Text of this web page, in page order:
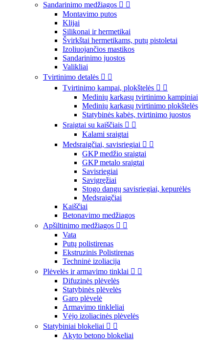
Sandarinimo medžiagos  
Montavimo putos
Klijai
Silikonai ir hermetikai
Švirkštai hermetikams, putų pistoletai
Izoliuojančios mastikos
Sandarinimo juostos
Valikliai
Tvirtinimo detalės  
Tvirtinimo kampai, plokštelės  
Medinių karkasų tvirtinimo kampiniai
Medinių karkasų tvirtinimo plokštelės
Statybinės kabės, tvirtinimo juostos
Sraigtai su kaiščiais  
Kalami sraigtai
Medsraigčiai, savisriegiai  
GKP medžio sraigtai
GKP metalo sraigtai
Savisriegiai
Savigręžiai
Stogo dangų savisriegiai, kepurėlės
Medsraigčiai
Kaiščiai
Betonavimo medžiagos
Apšiltinimo medžiagos  
Vata
Putų polistirenas
Ekstruzinis Polistirenas
Techninė izoliacija
Plėvelės ir armavimo tinklai  
Difuzinės plėvelės
Statybinės plėvelės
Garo plėvelė
Armavimo tinkleliai
Vėjo izoliacinės plėvelės
Statybiniai blokeliai  
Akyto betono blokeliai